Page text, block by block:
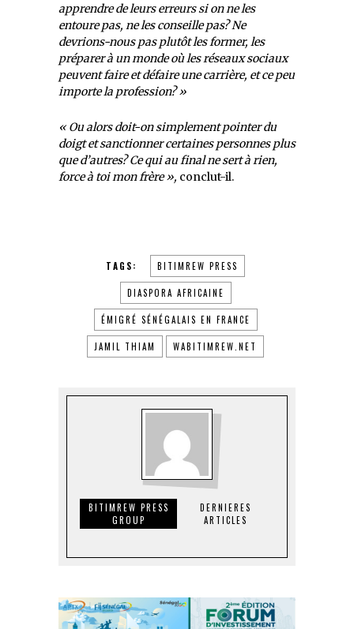
apprendre de leurs erreurs si on ne les
entoure pas, ne les conseille pas? Ne
devrions-nous pas plutôt les former, les
préparer à un monde où les réseaux sociaux
peuvent faire et défaire une carrière, et ce peu
importe la profession? »
«Ou alors doit-on simplement pointer du
doigt et sanctionner certaines personnes plus
que d’autres? Ce qui au final ne sert à rien,
force à toi mon frère », conclut-il.
TAGS: BITIMREW PRESS
DIASPORA AFRICAINE
ÉMIGRÉ SÉNÉGALAIS EN FRANCE
JAMIL THIAM WABITIMREW.NET
BITIMREW PRESS
GROUP
DERNIERES
ARTICLES